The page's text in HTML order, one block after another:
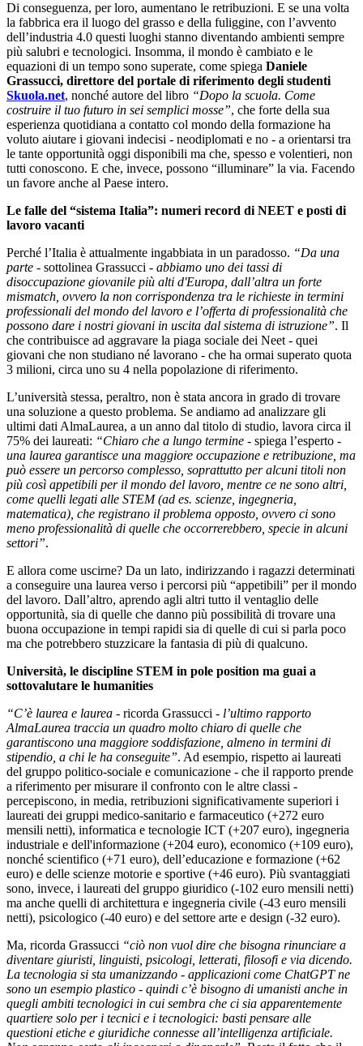
Di conseguenza, per loro, aumentano le retribuzioni. E se una volta
la fabbrica era il luogo del grasso e della fuliggine, con l’avvento
dell’industria 4.0 questi luoghi stanno diventando ambienti sempre
più salubri e tecnologici. Insomma, il mondo è cambiato e le
equazioni di un tempo sono superate, come spiega Daniele
Grassucci, direttore del portale di riferimento degli studenti
Skuola.net, nonché autore del libro “Dopo la scuola. Come
costruire il tuo futuro in sei semplici mosse”, che forte della sua
esperienza quotidiana a contatto col mondo della formazione ha
voluto aiutare i giovani indecisi - neodiplomati e no - a orientarsi tra
le tante opportunità oggi disponibili ma che, spesso e volentieri, non
tutti conoscono. E che, invece, possono “illuminare” la via. Facendo
un favore anche al Paese intero.
Le falle del “sistema Italia”: numeri record di NEET e posti di
lavoro vacanti
Perché l’Italia è attualmente ingabbiata in un paradosso. “Da una
parte - sottolinea Grassucci - abbiamo uno dei tassi di
disoccupazione giovanile più alti d'Europa, dall’altra un forte
mismatch, ovvero la non corrispondenza tra le richieste in termini
professionali del mondo del lavoro e l’offerta di professionalità che
possono dare i nostri giovani in uscita dal sistema di istruzione”. Il
che contribuisce ad aggravare la piaga sociale dei Neet - quei
giovani che non studiano né lavorano - che ha ormai superato quota
3 milioni, circa uno su 4 nella popolazione di riferimento.
L’università stessa, peraltro, non è stata ancora in grado di trovare
una soluzione a questo problema. Se andiamo ad analizzare gli
ultimi dati AlmaLaurea, a un anno dal titolo di studio, lavora circa il
75% dei laureati: “Chiaro che a lungo termine - spiega l’esperto -
una laurea garantisce una maggiore occupazione e retribuzione, ma
può essere un percorso complesso, soprattutto per alcuni titoli non
più così appetibili per il mondo del lavoro, mentre ce ne sono altri,
come quelli legati alle STEM (ad es. scienze, ingegneria,
matematica), che registrano il problema opposto, ovvero ci sono
meno professionalità di quelle che occorrerebbero, specie in alcuni
settori”.
E allora come uscirne? Da un lato, indirizzando i ragazzi determinati
a conseguire una laurea verso i percorsi più “appetibili” per il mondo
del lavoro. Dall’altro, aprendo agli altri tutto il ventaglio delle
opportunità, sia di quelle che danno più possibilità di trovare una
buona occupazione in tempi rapidi sia di quelle di cui si parla poco
ma che potrebbero stuzzicare la fantasia di più di qualcuno.
Università, le discipline STEM in pole position ma guai a
sottovalutare le humanities
“C’è laurea e laurea - ricorda Grassucci - l’ultimo rapporto
AlmaLaurea traccia un quadro molto chiaro di quelle che
garantiscono una maggiore soddisfazione, almeno in termini di
stipendio, a chi le ha conseguite”. Ad esempio, rispetto ai laureati
del gruppo politico-sociale e comunicazione - che il rapporto prende
a riferimento per misurare il confronto con le altre classi -
percepiscono, in media, retribuzioni significativamente superiori i
laureati dei gruppi medico-sanitario e farmaceutico (+272 euro
mensili netti), informatica e tecnologie ICT (+207 euro), ingegneria
industriale e dell'informazione (+204 euro), economico (+109 euro),
nonché scientifico (+71 euro), dell’educazione e formazione (+62
euro) e delle scienze motorie e sportive (+46 euro). Più svantaggiati
sono, invece, i laureati del gruppo giuridico (-102 euro mensili netti)
ma anche quelli di architettura e ingegneria civile (-43 euro mensili
netti), psicologico (-40 euro) e del settore arte e design (-32 euro).
Ma, ricorda Grassucci “ciò non vuol dire che bisogna rinunciare a
diventare giuristi, linguisti, psicologi, letterati, filosofi e via dicendo.
La tecnologia si sta umanizzando - applicazioni come ChatGPT ne
sono un esempio plastico - quindi c’è bisogno di umanisti anche in
quegli ambiti tecnologici in cui sembra che ci sia apparentemente
quartiere solo per i tecnici e i tecnologici: basti pensare alle
questioni etiche e giuridiche connesse all’intelligenza artificiale.